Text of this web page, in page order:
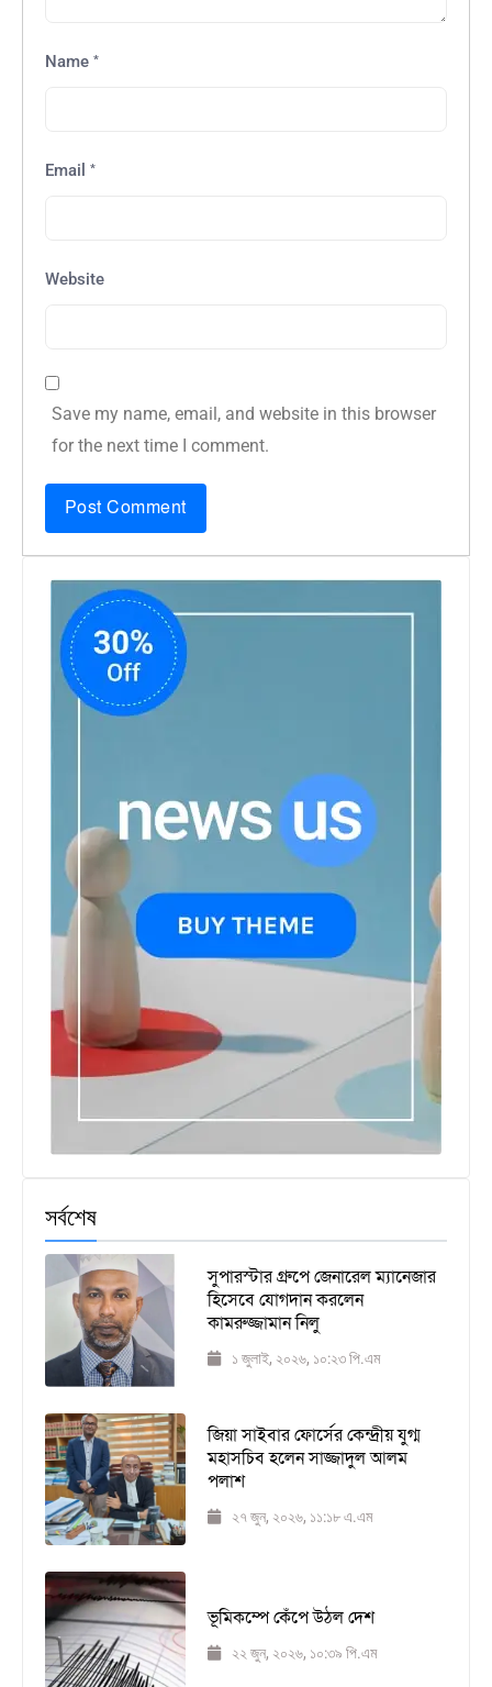
Name *
Email *
Website
Save my name, email, and website in this browser
for the next time I comment.
সর্বশেষ
সুপারস্টার গ্রুপে জেনারেল ম্যানেজার
হিসেবে যোগদান করলেন
কামরুজ্জামান নিলু
১ জুলাই, ২০২৬, ১০:২৩ পি.এম
জিয়া সাইবার ফোর্সের কেন্দ্রীয় যুগ্ম
মহাসচিব হলেন সাজ্জাদুল আলম
পলাশ
২৭ জুন, ২০২৬, ১১:১৮ এ.এম
ভূমিকম্পে কেঁপে উঠল দেশ
২২ জুন, ২০২৬, ১০:৩৯ পি.এম